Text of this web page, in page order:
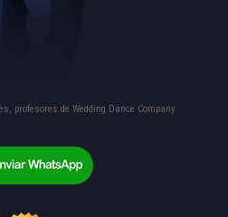
profesores de Wedding Dance Company